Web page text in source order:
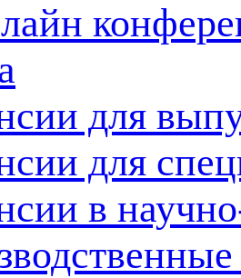
для
для
в